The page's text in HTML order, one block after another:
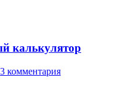
калькулятор
3 комментария